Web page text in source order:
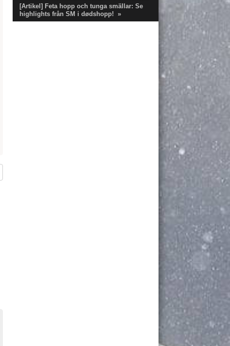
[Artikel] Feta hopp och tunga smällar: Se
highlights från SM i dødshopp! »